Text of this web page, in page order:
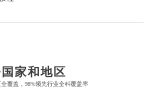
家和地区
覆盖，98%领先行业全科覆盖率
新南威尔士大学
多伦多大学